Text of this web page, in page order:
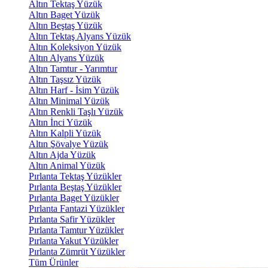
Altın Tektaş Yüzük
Altın Baget Yüzük
Altın Beştaş Yüzük
Altın Tektaş Alyans Yüzük
Altın Koleksiyon Yüzük
Altın Alyans Yüzük
Altın Tamtur - Yarımtur
Altın Taşsız Yüzük
Altın Harf - İsim Yüzük
Altın Minimal Yüzük
Altın Renkli Taşlı Yüzük
Altın İnci Yüzük
Altın Kalpli Yüzük
Altın Şövalye Yüzük
Altın Ajda Yüzük
Altın Animal Yüzük
Pırlanta Tektaş Yüzükler
Pırlanta Beştaş Yüzükler
Pırlanta Baget Yüzükler
Pırlanta Fantazi Yüzükler
Pırlanta Safir Yüzükler
Pırlanta Tamtur Yüzükler
Pırlanta Yakut Yüzükler
Pırlanta Zümrüt Yüzükler
Tüm Ürünler